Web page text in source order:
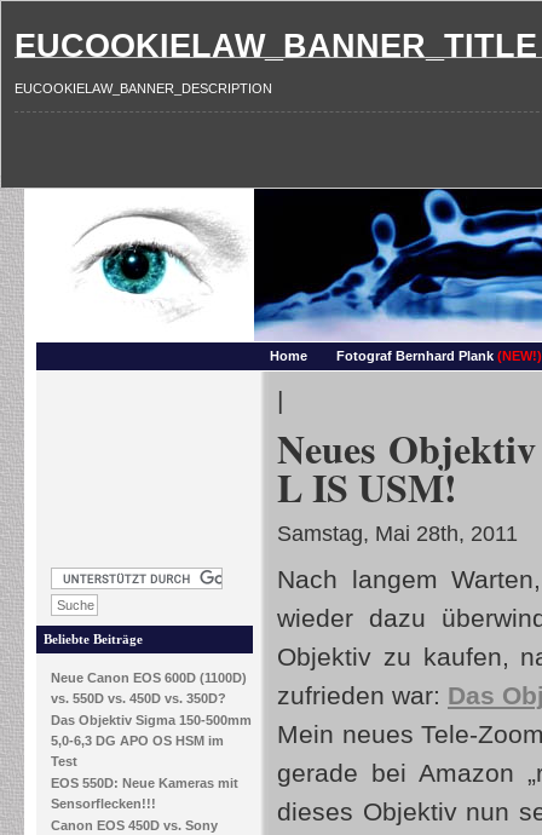
EUCOOKIELAW_BANNER_TITLE
EUCOOKIELAW_BANNER_DESCRIPTION
Home Fotograf Bernhard Plank (NEW!)
Beliebte Beiträge
Neue Canon EOS 600D (1100D)
vs. 550D vs. 450D vs. 350D?
Das Objektiv Sigma 150-500mm
5,0-6,3 DG APO OS HSM im
Test
EOS 550D: Neue Kameras mit
Sensorflecken!!!
Canon EOS 450D vs. Sony
|
Neues
L IS USM!
Samstag, Mai 28th, 2011
Nach langem
wieder dazu
Objektiv zu kaufen,
zufrieden war: Das
Mein neues Tele-
gerade bei Amazon
dieses Objektiv nun